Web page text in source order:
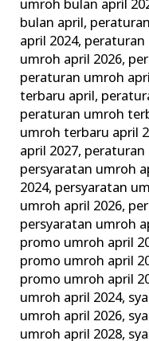
umroh bulan april
bulan april,
april 2024, peraturan
umroh april 2026,
peraturan umroh
terbaru april,
peraturan umroh
umroh terbaru april
april 2027, peraturan
persyaratan umroh
2024, persyaratan
umroh april 2026,
persyaratan umroh
promo umroh april
promo umroh april
promo umroh april
umroh april 2024,
umroh april 2026,
umroh april 2028,